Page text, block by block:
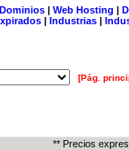
| Web Hosting |
| Industrias |
[Pág.
** Precios